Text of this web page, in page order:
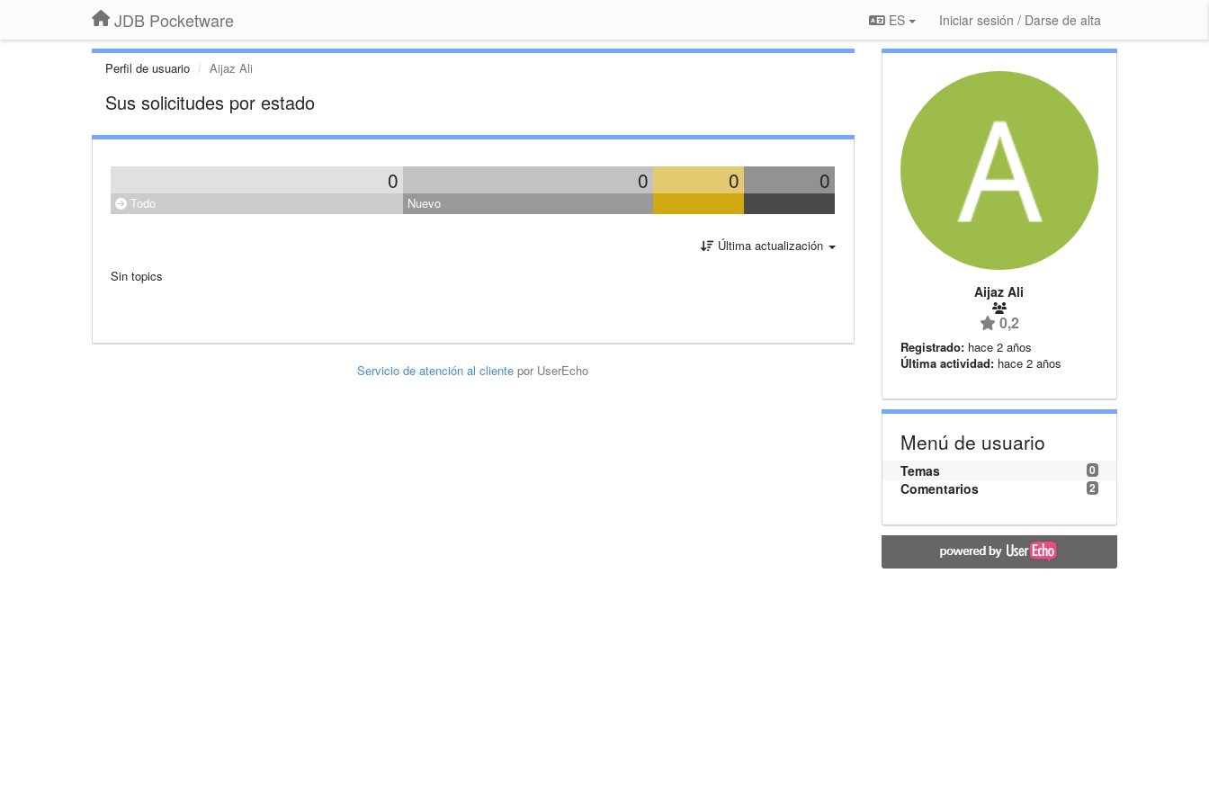
JDB Pocketware ES Iniciar sesión / Darse de alta
Perfil de usuario Aijaz Ali
Sus solicitudes por estado
0 0 0 0
Todo Nuevo
Última actualización
Sin topics
Servicio de atención al clientepor UserEcho
Aijaz Ali
0,2
Registrado: hace 2 años
Última actividad: hace 2 años
Menú de usuario
0
Temas
2
Comentarios